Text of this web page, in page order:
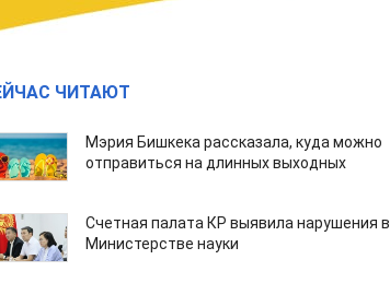
ЧИТАЮТ
Мэрия Бишкека рассказала, куда можно
отправиться на длинных выходных
Счетная палата КР выявила нарушения в
Министерстве науки